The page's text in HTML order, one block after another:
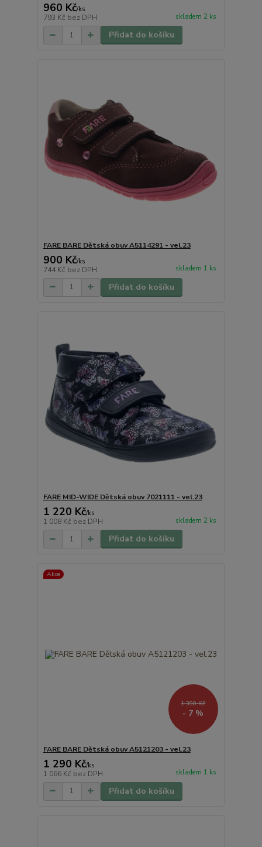
960 Kč/ks
793 Kč bez DPH skladem 2 ks
Přidat do košíku
FARE BARE Dětská obuv A5114291 - vel.23
900 Kč/ks
744 Kč bez DPH skladem 1 ks
Přidat do košíku
FARE MID-WIDE Dětská obuv 7021111 - vel.23
1 220 Kč/ks
1 008 Kč bez DPH skladem 2 ks
Přidat do košíku
Akce
1 390 Kč
- 7 %
FARE BARE Dětská obuv A5121203 - vel.23
1 290 Kč/ks
1 066 Kč bez DPH skladem 1 ks
Přidat do košíku